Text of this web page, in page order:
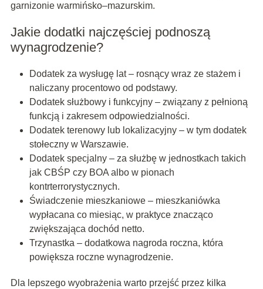
garnizonie warmińsko–mazurskim.
Jakie dodatki najczęściej podnoszą
wynagrodzenie?
Dodatek za wysługę lat – rosnący wraz ze stażem i
naliczany procentowo od podstawy.
Dodatek służbowy i funkcyjny – związany z pełnioną
funkcją i zakresem odpowiedzialności.
Dodatek terenowy lub lokalizacyjny – w tym dodatek
stołeczny w Warszawie.
Dodatek specjalny – za służbę w jednostkach takich
jak CBŚP czy BOA albo w pionach
kontrterrorystycznych.
Świadczenie mieszkaniowe – mieszkaniówka
wypłacana co miesiąc, w praktyce znacząco
zwiększająca dochód netto.
Trzynastka – dodatkowa nagroda roczna, która
powiększa roczne wynagrodzenie.
Dla lepszego wyobrażenia warto przejść przez kilka